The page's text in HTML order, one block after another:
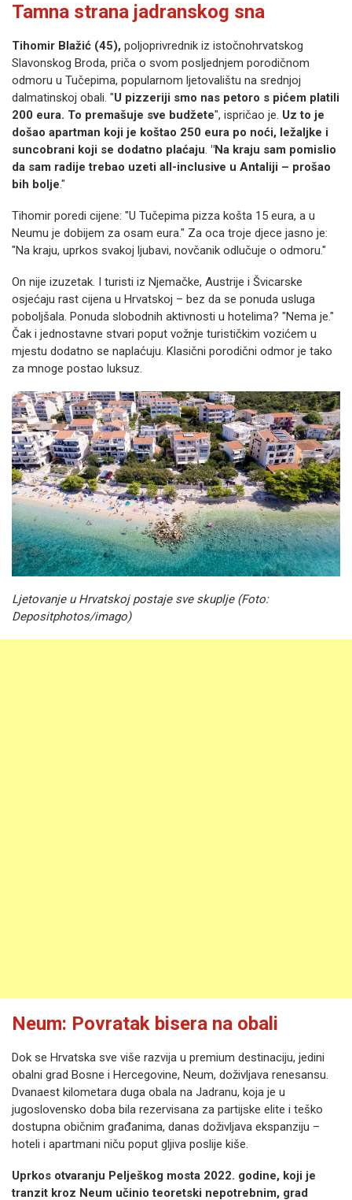
Tamna strana jadranskog sna
Tihomir Blažić (45), poljoprivrednik iz istočnohrvatskog
Slavonskog Broda, priča o svom posljednjem porodičnom
odmoru u Tučepima, popularnom ljetovalištu na srednjoj
dalmatinskoj obali. "U pizzeriji smo nas petoro s pićem platili
200 eura. To premašuje sve budžete", ispričao je. Uz to je
došao apartman koji je koštao 250 eura po noći, ležaljke i
suncobrani koji se dodatno plaćaju. "Na kraju sam pomislio
da sam radije trebao uzeti all-inclusive u Antaliji – prošao
bih bolje."
Tihomir poredi cijene: "U Tučepima pizza košta 15 eura, a u
Neumu je dobijem za osam eura." Za oca troje djece jasno je:
"Na kraju, uprkos svakoj ljubavi, novčanik odlučuje o odmoru."
On nije izuzetak. I turisti iz Njemačke, Austrije i Švicarske
osjećaju rast cijena u Hrvatskoj – bez da se ponuda usluga
poboljšala. Ponuda slobodnih aktivnosti u hotelima? "Nema je."
Čak i jednostavne stvari poput vožnje turističkim vozićem u
mjestu dodatno se naplaćuju. Klasični porodični odmor je tako
za mnoge postao luksuz.
Ljetovanje u Hrvatskoj postaje sve skuplje (Foto:
Depositphotos/imago)
Neum: Povratak bisera na obali
Dok se Hrvatska sve više razvija u premium destinaciju, jedini
obalni grad Bosne i Hercegovine, Neum, doživljava renesansu.
Dvanaest kilometara duga obala na Jadranu, koja je u
jugoslovensko doba bila rezervisana za partijske elite i teško
dostupna običnim građanima, danas doživljava ekspanziju –
hoteli i apartmani niču poput gljiva poslije kiše.
Uprkos otvaranju Pelješkog mosta 2022. godine, koji je
tranzit kroz Neum učinio teoretski nepotrebnim, grad